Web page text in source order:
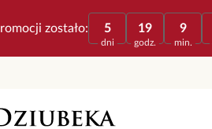
zostało: 5
dni
19
godz.
9
min.